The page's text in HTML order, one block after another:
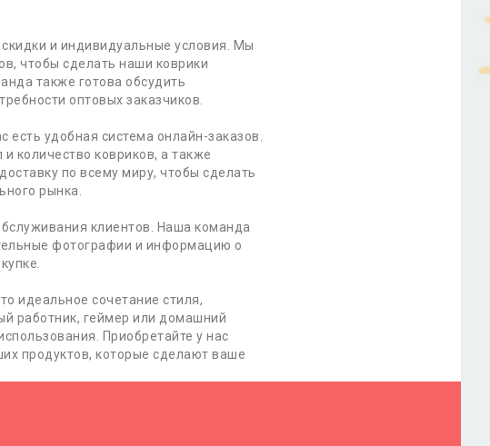
и индивидуальные условия. Мы
чтобы сделать наши коврики
также готова обсудить
оптовых заказчиков.
есть удобная система онлайн-заказов.
количество ковриков, а также
по всему миру, чтобы сделать
рынка.
клиентов. Наша команда
фотографии и информацию о
идеальное сочетание стиля,
работник, геймер или домашний
Приобретайте у нас
продуктов, которые сделают ваше